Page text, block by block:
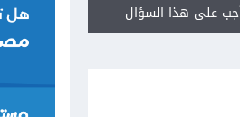
على هذا السؤال